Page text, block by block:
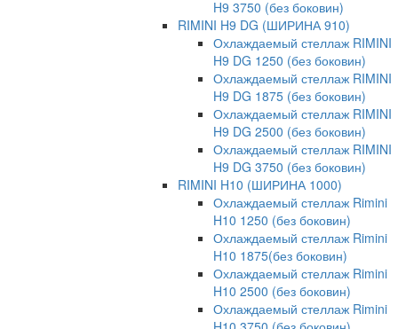
H9 3750 (без боковин)
RIMINI H9 DG (ШИРИНА 910)
Охлаждаемый стеллаж RIMINI
H9 DG 1250 (без боковин)
Охлаждаемый стеллаж RIMINI
H9 DG 1875 (без боковин)
Охлаждаемый стеллаж RIMINI
H9 DG 2500 (без боковин)
Охлаждаемый стеллаж RIMINI
H9 DG 3750 (без боковин)
RIMINI H10 (ШИРИНА 1000)
Охлаждаемый стеллаж Rimini
H10 1250 (без боковин)
Охлаждаемый стеллаж Rimini
H10 1875(без боковин)
Охлаждаемый стеллаж Rimini
H10 2500 (без боковин)
Охлаждаемый стеллаж Rimini